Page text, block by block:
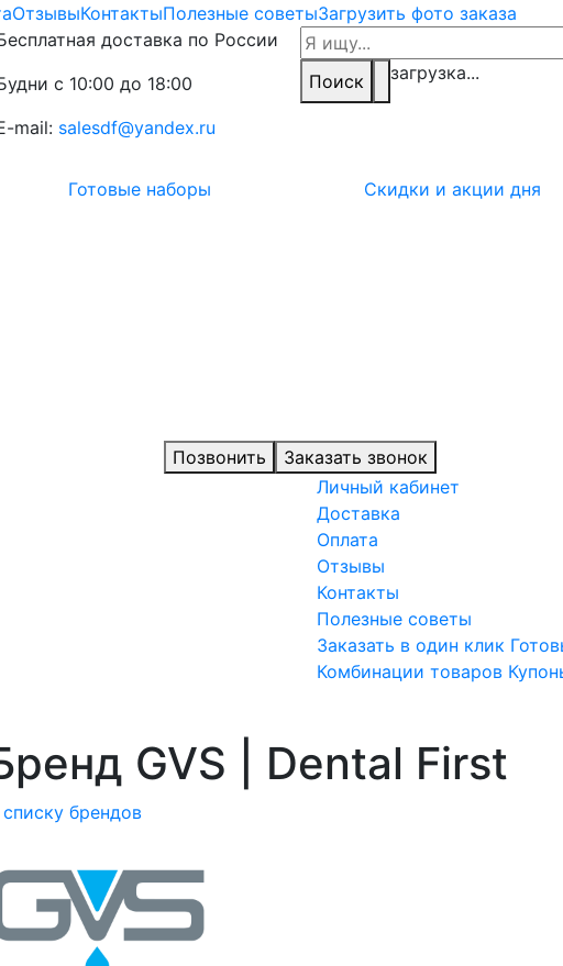
ОтзывыКонтактыПолезные советыЗагрузить фото заказа
доставка по России
с 10:00 до 18:00
mail: salesdf@yandex.ru
Поиск загрузка...
Готовые наборы Скидки и акции дня
Позвонить
Заказать звонок
Личный кабинет
Доставка
Оплата
Отзывы
Контакты
Полезные советы
Заказать в один клик
Комбинации товаров
GVS | Dental First
брендов